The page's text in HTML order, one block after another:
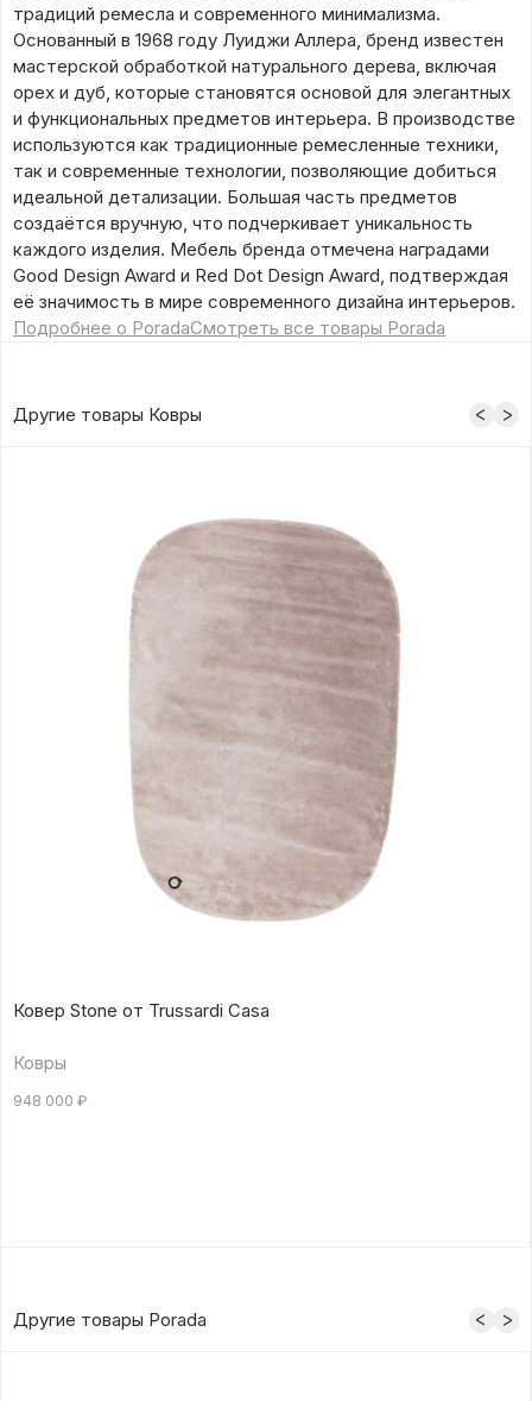
традиций ремесла и современного минимализма.
Основанный в 1968 году Луиджи Аллера, бренд известен
мастерской обработкой натурального дерева, включая
орех и дуб, которые становятся основой для элегантных
и функциональных предметов интерьера. В производстве
используются как традиционные ремесленные техники,
так и современные технологии, позволяющие добиться
идеальной детализации. Большая часть предметов
создаётся вручную, что подчеркивает уникальность
каждого изделия. Мебель бренда отмечена наградами
Good Design Award и Red Dot Design Award, подтверждая
её значимость в мире современного дизайна интерьеров.
Подробнее о PoradaСмотреть все товары Porada
Другие товары Ковры
Ковер Stone от Trussardi Casa
Ковры
948 000 ₽
Другие товары Porada